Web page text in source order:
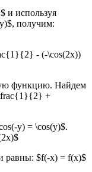
и используя
получим:
- (-\cos(2x))
функцию. Найдем
+
y) = \cos(y)$.
равны: $f(-x) = f(x)$